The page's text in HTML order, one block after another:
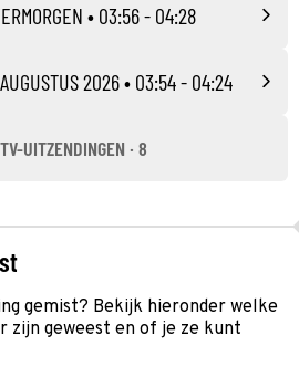
• 03:56 - 04:28
2026• 03:54 - 04:24
UITZENDINGEN · 8
gemist? Bekijk hieronder welke
zijn geweest en of je ze kunt